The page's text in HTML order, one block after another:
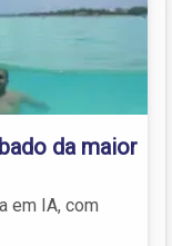
da maior
em IA, com